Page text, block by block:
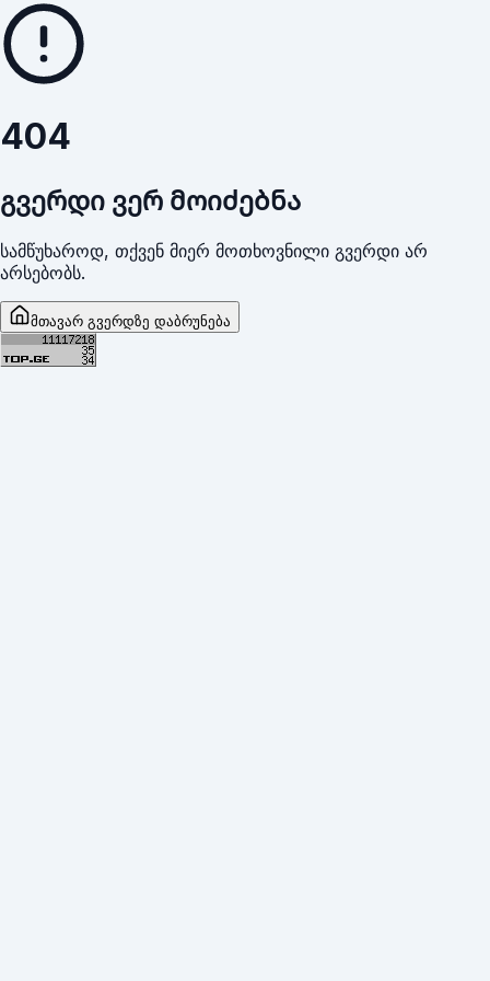
404
გვერდი ვერ მოიძებნა
სამწუხაროდ, თქვენ მიერ მოთხოვნილი გვერდი არ
არსებობს.
მთავარ გვერდზე დაბრუნება